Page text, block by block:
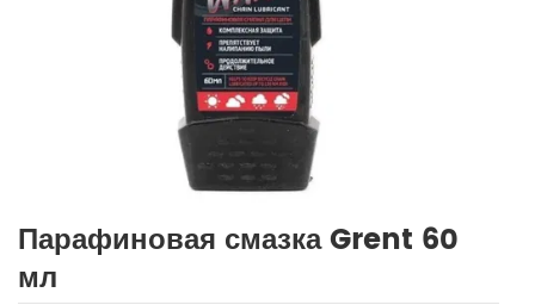
Парафиновая смазка Grent 60
мл